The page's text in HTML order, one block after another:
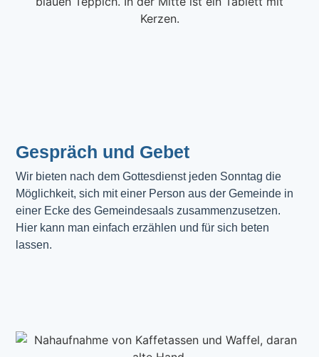
Gespräch und Gebet
Wir bieten nach dem Gottesdienst jeden Sonntag die
Möglichkeit, sich mit einer Person aus der Gemeinde in
einer Ecke des Gemeindesaals zusammenzusetzen.
Hier kann man einfach erzählen und für sich beten
lassen.